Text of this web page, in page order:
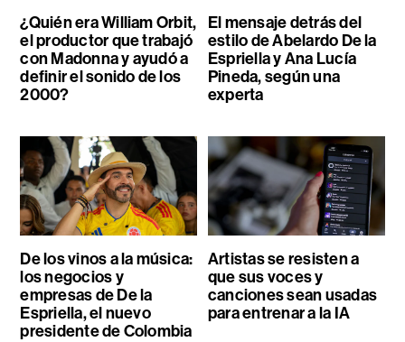
¿Quién era William Orbit,
el productor que trabajó
con Madonna y ayudó a
definir el sonido de los
2000?
El mensaje detrás del
estilo de Abelardo De la
Espriella y Ana Lucía
Pineda, según una
experta
De los vinos a la música:
los negocios y
empresas de De la
Espriella, el nuevo
presidente de Colombia
Artistas se resisten a
que sus voces y
canciones sean usadas
para entrenar a la IA